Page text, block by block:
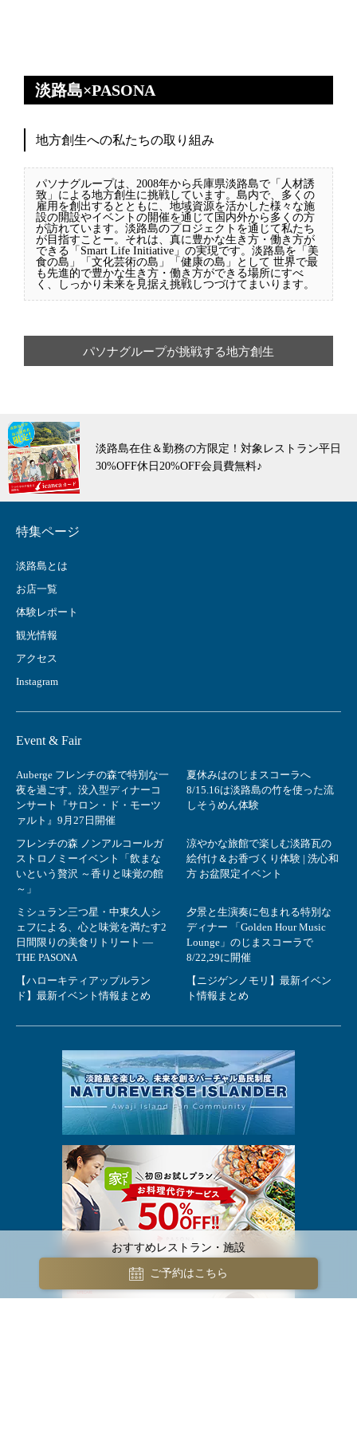
淡路島×PASONA
地方創生への私たちの取り組み
パソナグループは、2008年から兵庫県淡路島で「人材誘
致」による地方創生に挑戦しています。島内で、多くの
雇用を創出するとともに、地域資源を活かした様々な施
設の開設やイベントの開催を通じて国内外から多くの方
が訪れています。淡路島のプロジェクトを通じて私たち
が目指すことー。それは、真に豊かな生き方・働き方が
できる「Smart Life Initiative」の実現です。淡路島を「美
食の島」「文化芸術の島」「健康の島」として 世界で最
も先進的で豊かな生き方・働き方ができる場所にすべ
く、しっかり未来を見据え挑戦しつづけてまいります。
パソナグループが挑戦する地方創生
淡路島在住＆勤務の方限定！対象レストラン平日
30%OFF休日20%OFF会員費無料♪
特集ページ
淡路島とは
お店一覧
体験レポート
観光情報
アクセス
Instagram
Event & Fair
Auberge フレンチの森で特別な一
夜を過ごす。没入型ディナーコ
ンサート『サロン・ド・モーツ
ァルト』9月27日開催
夏休みはのじまスコーラへ
8/15.16は淡路島の竹を使った流
しそうめん体験
フレンチの森 ノンアルコールガ
ストロノミーイベント「飲まな
いという贅沢 ～香りと味覚の館
～」
涼やかな旅館で楽しむ淡路瓦の
絵付け＆お香づくり体験 | 洗心和
方 お盆限定イベント
ミシュラン三つ星・中東久人シ
ェフによる、心と味覚を満たす2
日間限りの美食リトリート ―
THE PASONA
夕景と生演奏に包まれる特別な
ディナー 「Golden Hour Music
Lounge」のじまスコーラで
8/22,29に開催
【ハローキティアップルラン
ド】最新イベント情報まとめ
【ニジゲンノモリ】最新イベン
ト情報まとめ
おすすめレストラン・施設
ご予約はこちら